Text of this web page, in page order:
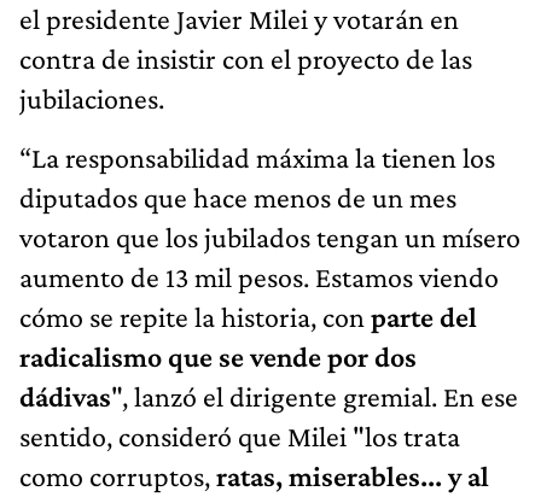
el presidente Javier Milei y votarán en
contra de insistir con el proyecto de las
jubilaciones.
“La responsabilidad máxima la tienen los
diputados que hace menos de un mes
votaron que los jubilados tengan un mísero
aumento de 13 mil pesos. Estamos viendo
cómo se repite la historia, con parte del
radicalismo que se vende por dos
dádivas", lanzó el dirigente gremial. En ese
sentido, consideró que Milei "los trata
como corruptos,ratas, miserables... y al